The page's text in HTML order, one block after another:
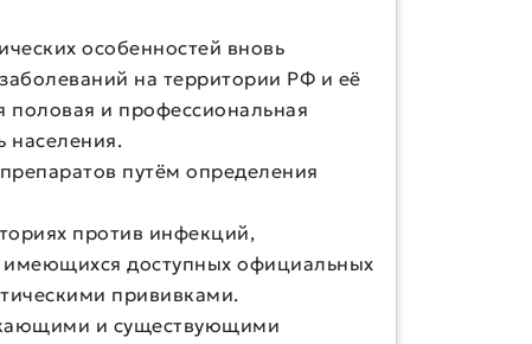
особенностей вновь
на территории РФ и её
половая и профессиональная
населения.
путём определения
против инфекций,
доступных официальных
прививками.
и существующими